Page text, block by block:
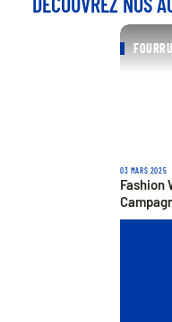
03 MARS 2025
Fashion